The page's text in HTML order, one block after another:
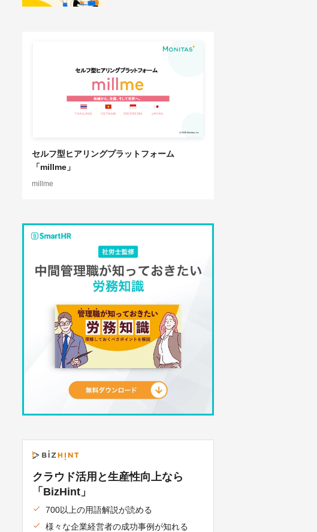
セルフ型ヒアリングプラットフォーム
「millme」
millme
クラウド活用と生産性向上なら
「BizHint」
700以上の用語解説が読める
様々な企業経営者の成功事例が知れる